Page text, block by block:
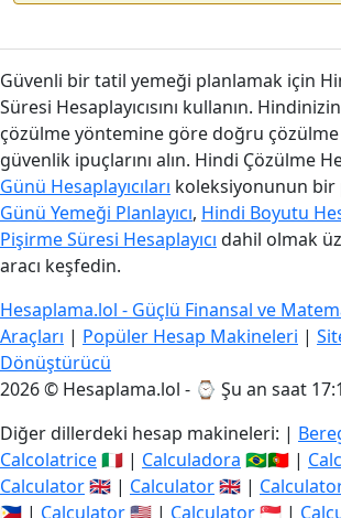
Güvenli bir tatil yemeği planlamak için
Süresi Hesaplayıcısını kullanın.
çözülme yöntemine göre doğru
güvenlik ipuçlarını alın. Hindi Çözülme
Günü Hesaplayıcıları koleksiyonunun bir
Günü Yemeği Planlayıcı, Hindi Boyutu
Pişirme Süresi Hesaplayıcı dahil olmak
aracı keşfedin.
Hesaplama.lol - Güçlü Finansal ve
Araçları | Popüler Hesap Makineleri |
Dönüştürücü
2026 © Hesaplama.lol - ⌚ Şu an saat
Diğer dillerdeki hesap makineleri: |
Calcolatrice🇮🇹 | Calculadora 🇧🇷🇵🇹 |
Calculator🇬🇧 | Calculator🇬🇧 |
🇵🇭 | Calculator🇺🇸 | Calculator🇸🇬 |